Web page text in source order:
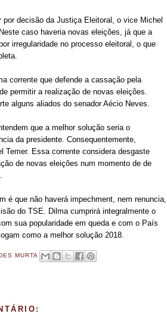
por decisão da Justiça Eleitoral, o vice Michel
caso haveria novas eleições, já que a
irregularidade no processo eleitoral, o que
corrente que defende a cassação pela
permitir a realização de novas eleições.
alguns aliados do senador Aécio Neves.
que a melhor solução seria o
da presidente. Consequentemente,
Temer. Essa corrente considera desgaste
de novas eleições num momento de de
é que não haverá impechment, nem renuncia,
do TSE. Dilma cumprirá integralmente o
sua popularidade em queda e com o País
como a melhor solução 2018.
MURTA